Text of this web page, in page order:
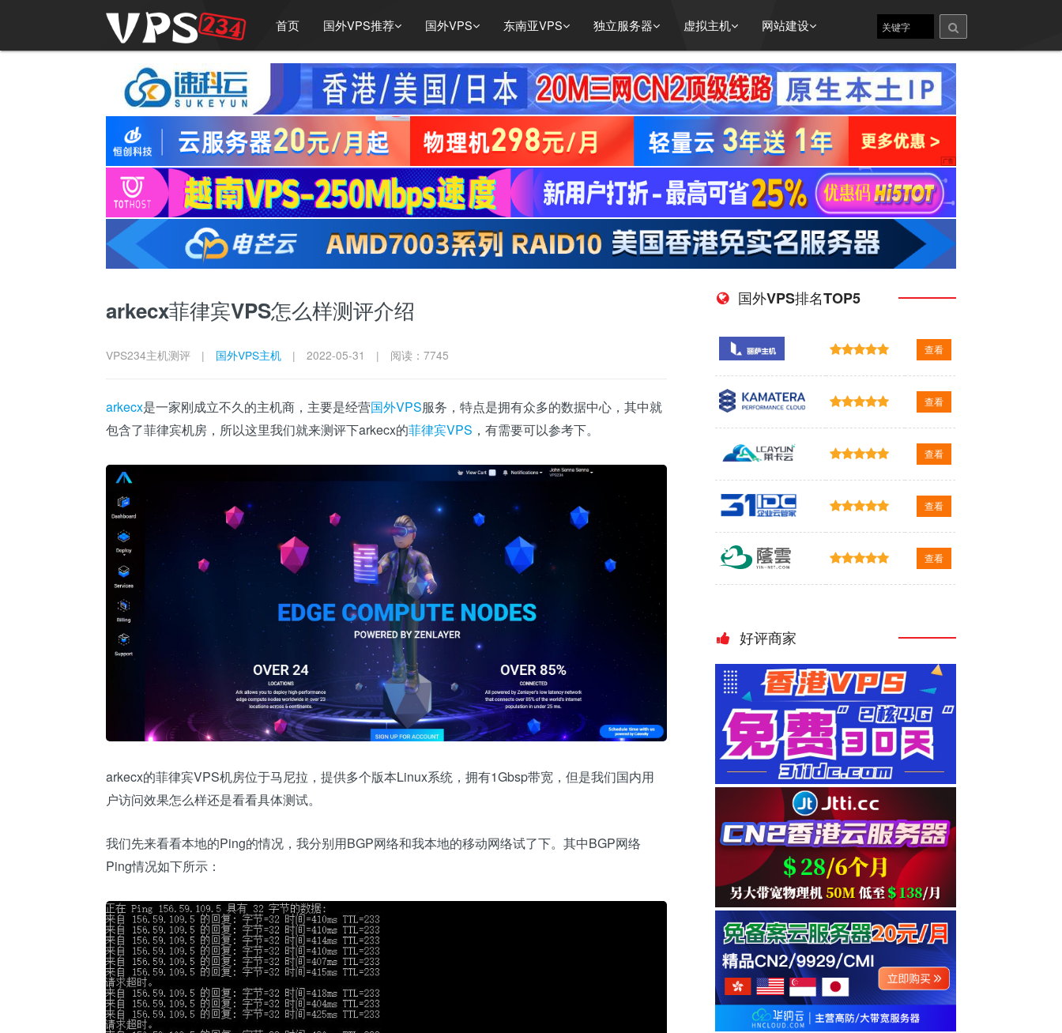
首页 国外VPS推荐 国外VPS 东南亚VPS 独立服务器 虚拟主机 网站建设
arkecx菲律宾VPS怎么样测评介绍
VPS234主机测评 | 国外VPS主机 | 2022-05-31 | 阅读：7745
arkecx是一家刚成立不久的主机商，主要是经营国外VPS服务，特点是拥有众多的数据中心，其中就
包含了菲律宾机房，所以这里我们就来测评下arkecx的菲律宾VPS ，有需要可以参考下。
arkecx的菲律宾VPS机房位于马尼拉，提供多个版本Linux系统，拥有1Gbsp带宽，但是我们国内用
户访问效果怎么样还是看看具体测试。
我们先来看看本地的Ping的情况，我分别用BGP网络和我本地的移动网络试了下。其中BGP网络
Ping情况如下所示：
国外VPS排名TOP5
查看
查看
查看
查看
查看
好评商家